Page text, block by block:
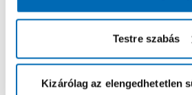
Testre szabás
Kizárólag az elengedhetetlen